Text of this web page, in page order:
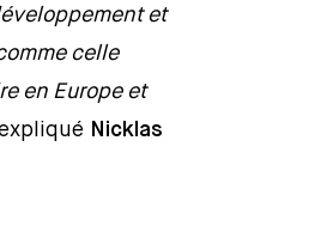
et
celle
en Europe et
Nicklas